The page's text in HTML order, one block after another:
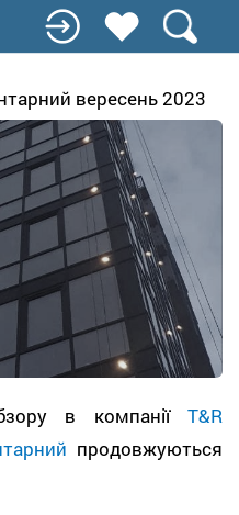
вересень 2023
в компанії T&R
продовжуються